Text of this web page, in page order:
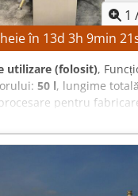
1
în 13d3h9min20
utilizare (folosit),
50 l, lungime
pentru
pentru produse
10 L Omogenizator
Transmisie: